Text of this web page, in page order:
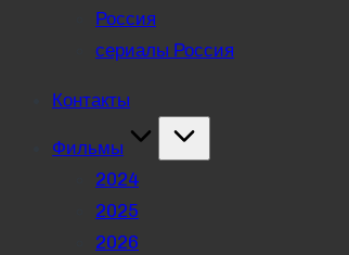
Россия
сериалы Россия
Контакты
Фильмы
2024
2025
2026